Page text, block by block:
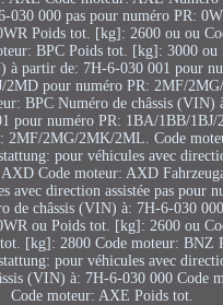
000 pas pour numéro PR:
Poids tot. [kg]: 2600 ou ou
BPC Poids tot. [kg]: 3000 ou
à partir de: 7H-6-030 001 pour
2MD pour numéro PR: 2MF/
BPC Numéro de châssis (VIN)
pour numéro PR: 1BA/1BB/1BJ/
2MF/2MG/2MK/2ML. Code
pour véhicules avec
Code moteur: AXD
avec direction assistée pas pour
de châssis (VIN) à: 7H-6-030
ou Poids tot. [kg]: 2600 ou
[kg]: 2800 Code moteur: BNZ
pour véhicules avec
(VIN) à: 7H-6-030 000 Code
Code moteur: AXE Poids tot.